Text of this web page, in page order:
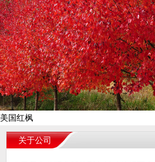
美国红枫
关于公司